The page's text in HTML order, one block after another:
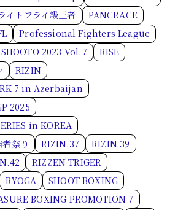
イトフライ級王者
PANCRACE
Professional Fighters League
2023 Vol.7
RISE
RIZIN
7 in Azerbaijan
2025
in KOREA
祭り
RIZIN.37
RIZIN.39
RIZZEN TRIGER
RYOGA
SHOOT BOXING
BOXING PROMOTION 7